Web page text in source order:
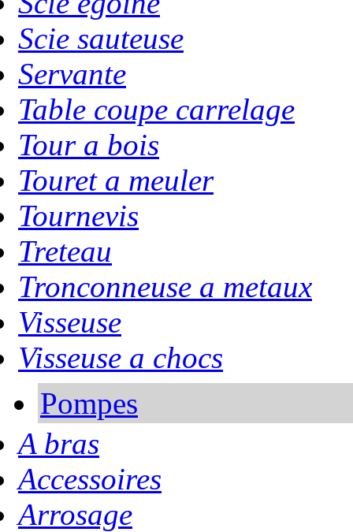
Scie sauteuse
Servante
Table coupe carrelage
Tour a bois
Touret a meuler
Tournevis
Treteau
Tronconneuse a metaux
Visseuse
Visseuse a chocs
Pompes
A bras
Accessoires
Arrosage